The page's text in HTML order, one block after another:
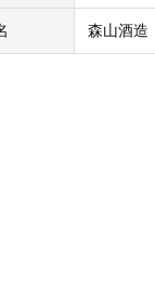
森山酒造